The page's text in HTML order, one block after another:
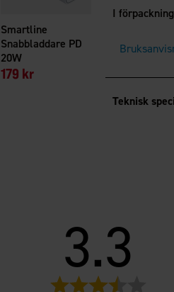
Smartline
Snabbladdare PD
20W
179 kr
I
Teknisk
3.3